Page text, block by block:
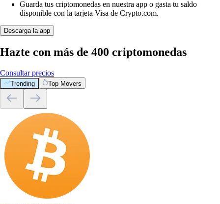
Guarda tus criptomonedas en nuestra app o gasta tu saldo
disponible con la tarjeta Visa de Crypto.com.
Descarga la app
Hazte con más de 400 criptomonedas
Consultar precios
Trending Top Movers